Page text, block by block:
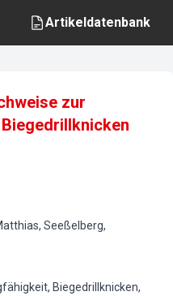
Artikeldatenbank
zur
Seeßelberg,
Biegedrillknicken,